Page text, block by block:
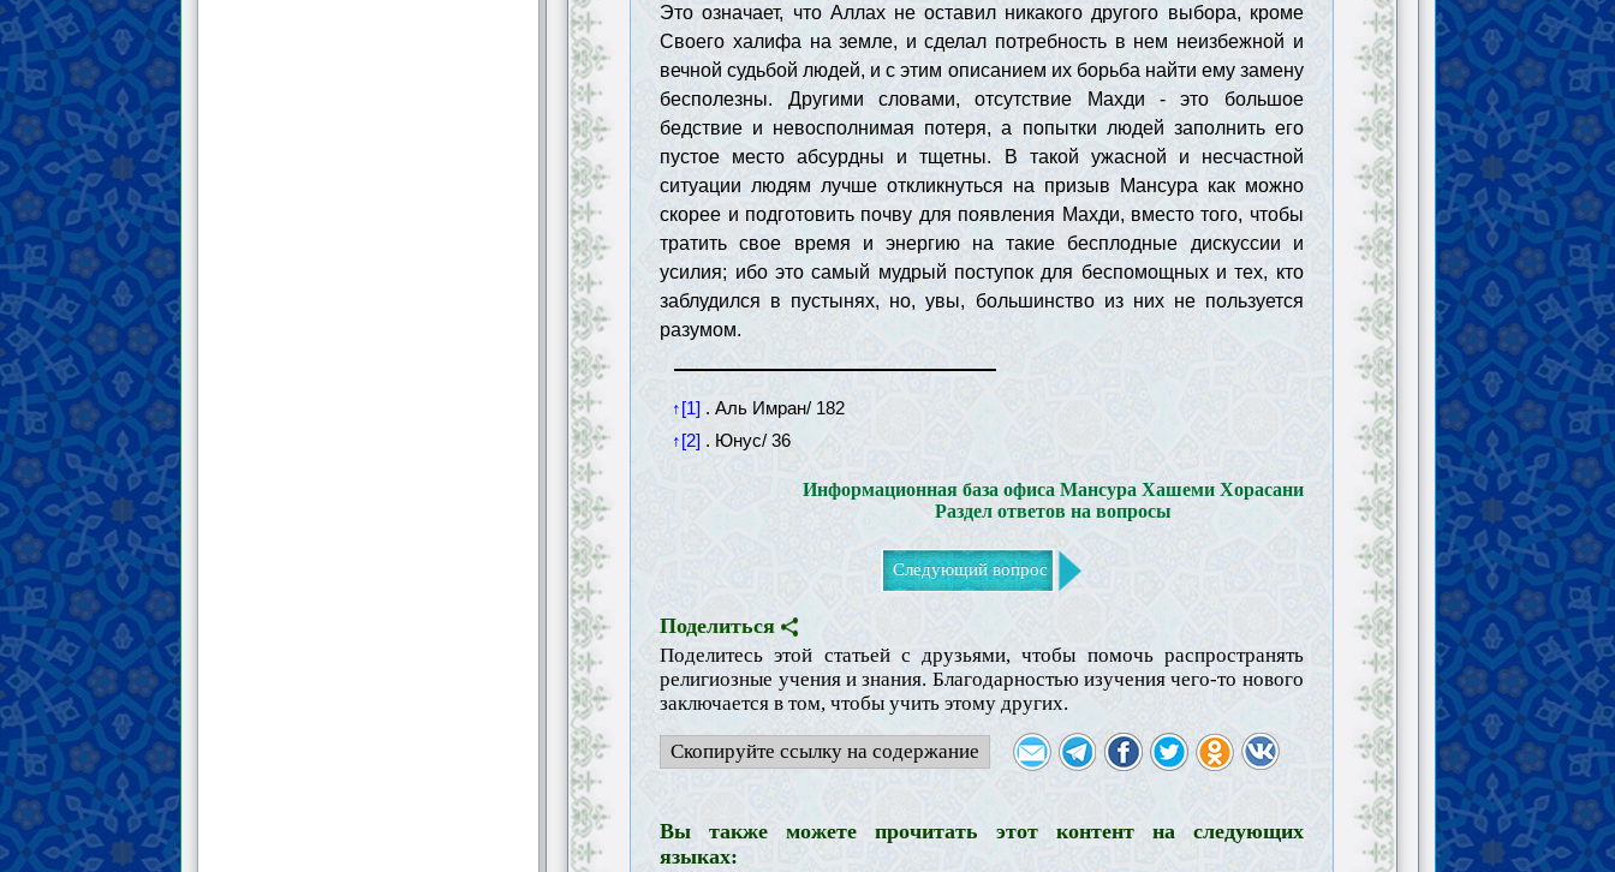
Это означает, что Аллах не оставил никакого другого выбора, кроме
Своего халифа на земле, и сделал потребность в нем неизбежной и
вечной судьбой людей, и с этим описанием их борьба найти ему замену
бесполезны. Другими словами, отсутствие Махди - это большое
бедствие и невосполнимая потеря, а попытки людей заполнить его
пустое место абсурдны и тщетны. В такой ужасной и несчастной
ситуации людям лучше откликнуться на призыв Мансура как можно
скорее и подготовить почву для появления Махди, вместо того, чтобы
тратить свое время и энергию на такие бесплодные дискуссии и
усилия; ибо это самый мудрый поступок для беспомощных и тех, кто
заблудился в пустынях, но, увы, большинство из них не пользуется
разумом.
↑[1] . Аль Имран/ 182
↑[2] . Юнус/ 36
Информационная база офиса Мансура Хашеми Хорасани
Раздел ответов на вопросы
Следующий вопрос
Поделиться
Поделитесь этой статьей с друзьями, чтобы помочь распространять
религиозные учения и знания. Благодарностью изучения чего-то нового
заключается в том, чтобы учить этому других.
Скопируйте ссылку на содержание
Вы также можете прочитать этот контент на следующих
языках: